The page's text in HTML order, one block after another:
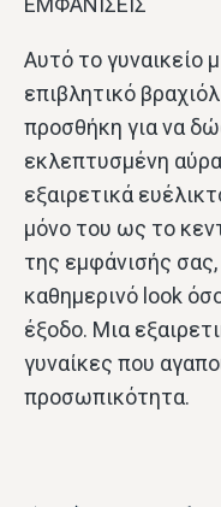
Αυτό το γυναικείο
επιβλητικό
προσθήκη για να
εκλεπτυσμένη
εξαιρετικά
μόνο του ως το
της εμφάνισής
καθημερινό look
έξοδο. Μια
γυναίκες που
προσωπικότητα.